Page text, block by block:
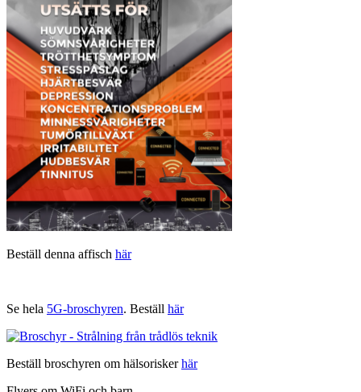
Beställ denna affisch här
Se hela 5G-broschyren. Beställ här
Beställ broschyren om hälsoriskerhär